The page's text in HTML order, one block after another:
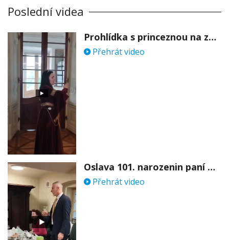
Poslední videa
Prohlídka s princeznou na zámku Stekník
Přehrát video
Oslava 101. narozenin paní Věry Skořepové
Přehrát video